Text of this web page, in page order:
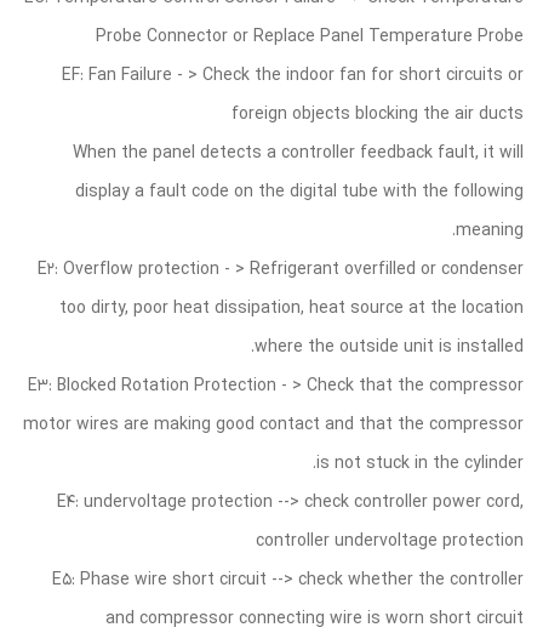
Probe Connector or Replace Panel Temperature Probe
EF: Fan Failure - > Check the indoor fan for short circuits or
foreign objects blocking the air ducts
When the panel detects a controller feedback fault, it will
display a fault code on the digital tube with the following
meaning.
E2: Overflow protection - > Refrigerant overfilled or condenser
too dirty, poor heat dissipation, heat source at the location
where the outside unit is installed.
E3: Blocked Rotation Protection - > Check that the compressor
motor wires are making good contact and that the compressor
is not stuck in the cylinder.
E4: undervoltage protection --> check controller power cord,
controller undervoltage protection
E5: Phase wire short circuit --> check whether the controller
and compressor connecting wire is worn short circuit